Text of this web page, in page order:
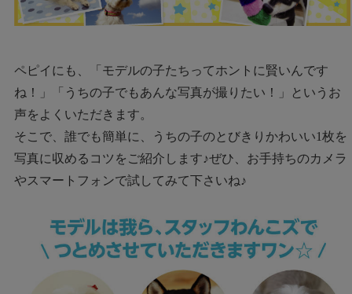
ペピイにも、「モデルの子たちってホントに賢いんです
ね！」「うちの子でもあんな写真が撮りたい！」というお
声をよくいただきます。
そこで、誰でも簡単に、うちの子のとびきりかわいい1枚を
写真に収めるコツをご紹介します♪ぜひ、お手持ちのカメラ
やスマートフォンで試してみて下さいね♪